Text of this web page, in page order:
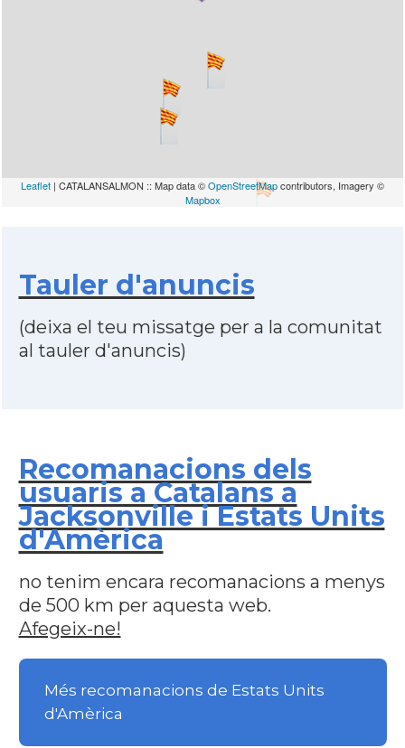
Leaflet | CATALANSALMON :: Map data ©OpenStreetMapcontributors, Imagery ©
Mapbox
Tauler d'anuncis
(deixa el teu missatge per a la comunitat
al tauler d'anuncis)
Recomanacions dels
usuaris a Catalans a
Jacksonville i Estats Units
d'Amèrica
no tenim encara recomanacions a menys
de 500 km per aquesta web.
Afegeix-ne!
Més recomanacions de Estats Units
d'Amèrica